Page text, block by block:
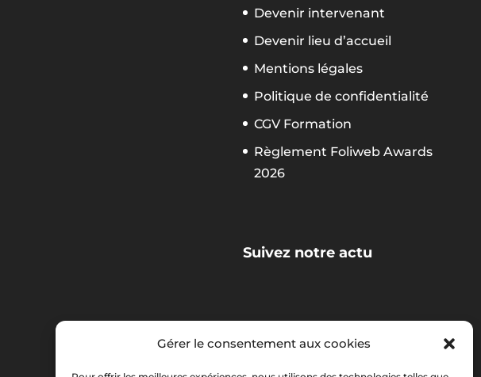
Gérer le consentement aux cookies
Devenir intervenant
Devenir lieu d’accueil
Mentions légales
Politique de confidentialité
CGV Formation
Règlement Foliweb Awards
2026
Suivez notre actu